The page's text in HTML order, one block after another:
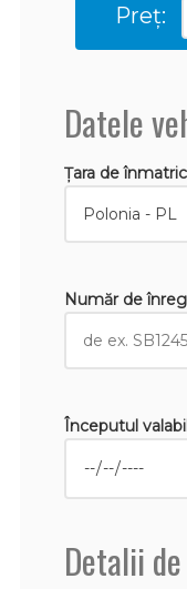
Preț:
Datele
Țara de
Număr de
Începutul
Detalii